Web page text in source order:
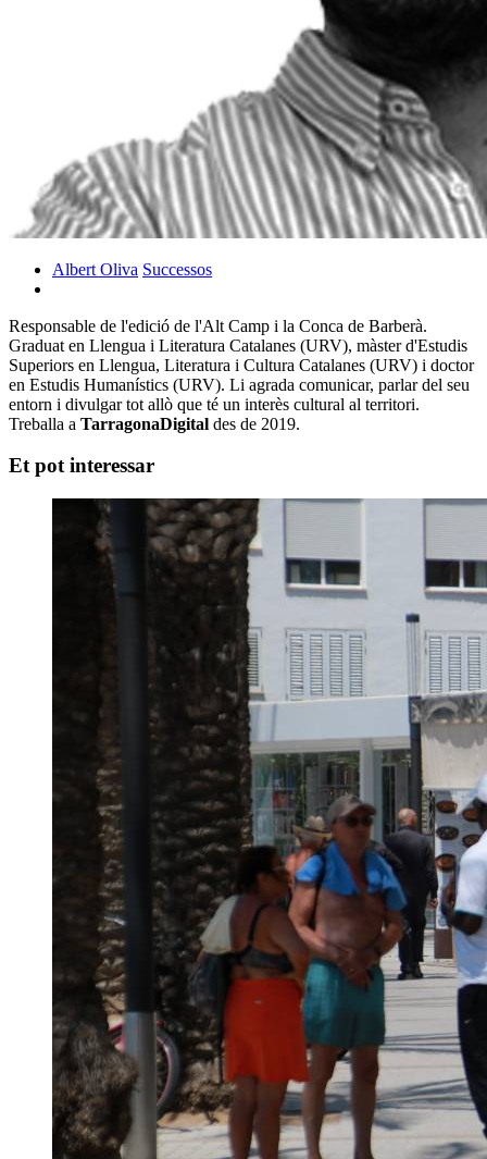
Albert Oliva Successos
Responsable de l'edició de l'Alt Camp i la Conca de Barberà.
Graduat en Llengua i Literatura Catalanes (URV), màster d'Estudis
Superiors en Llengua, Literatura i Cultura Catalanes (URV) i doctor
en Estudis Humanístics (URV). Li agrada comunicar, parlar del seu
entorn i divulgar tot allò que té un interès cultural al territori.
Treballa a TarragonaDigital des de 2019.
Et pot interessar